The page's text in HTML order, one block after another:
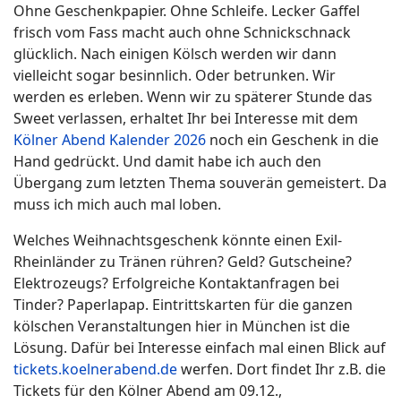
Ohne Geschenkpapier. Ohne Schleife. Lecker Gaffel
frisch vom Fass macht auch ohne Schnickschnack
glücklich. Nach einigen Kölsch werden wir dann
vielleicht sogar besinnlich. Oder betrunken. Wir
werden es erleben. Wenn wir zu späterer Stunde das
Sweet verlassen, erhaltet Ihr bei Interesse mit dem
Kölner Abend Kalender 2026 noch ein Geschenk in die
Hand gedrückt. Und damit habe ich auch den
Übergang zum letzten Thema souverän gemeistert. Da
muss ich mich auch mal loben.
Welches Weihnachtsgeschenk könnte einen Exil-
Rheinländer zu Tränen rühren? Geld? Gutscheine?
Elektrozeugs? Erfolgreiche Kontaktanfragen bei
Tinder? Paperlapap. Eintrittskarten für die ganzen
kölschen Veranstaltungen hier in München ist die
Lösung. Dafür bei Interesse einfach mal einen Blick auf
tickets.koelnerabend.dewerfen. Dort findet Ihr z.B. die
Tickets für den Kölner Abend am 09.12.,